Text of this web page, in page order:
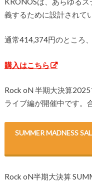
義するために設計されて
通常414,374円のところ
購入はこちら
Rock oN 半期大決算
ライブ編が開催中です。
SUMMER MADNESS
Rock oN半期大決算